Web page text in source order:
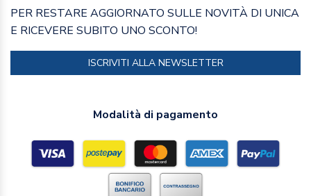
PER RESTARE AGGIORNATO SULLE NOVITÀ DI UNICA
E RICEVERE SUBITO UNO SCONTO!
ISCRIVITI ALLA NEWSLETTER
Modalità di pagamento